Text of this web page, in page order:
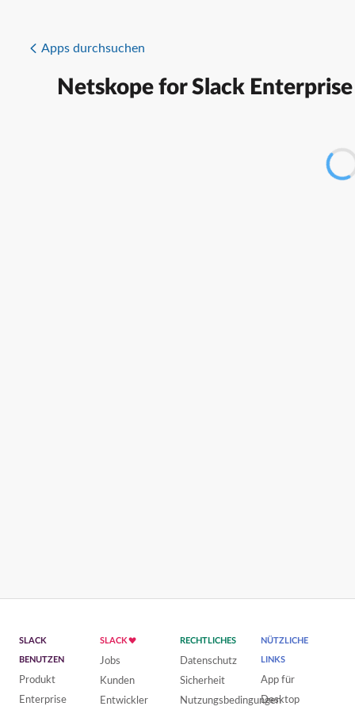
Apps durchsuchen
Netskope for Slack Enterprise
SLACK
BENUTZEN
Produkt
Enterprise
SLACK
Jobs
Kunden
Entwickler
RECHTLICHES
Datenschutz
Sicherheit
Nutzungsbedingungen
NÜTZLICHE
LINKS
App für
Desktop